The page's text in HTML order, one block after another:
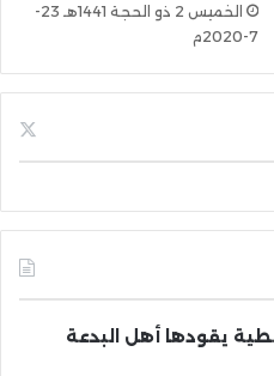
الخميس 2 ذو الحجة 1441هـ 23-
7-2020م
يقودها أهل البدعة